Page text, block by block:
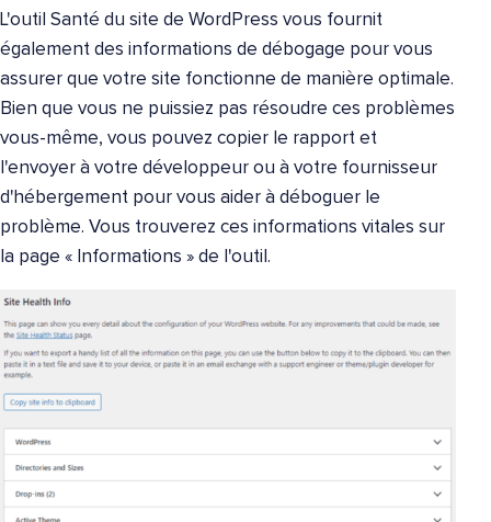
L'outil Santé du site de WordPress vous fournit
également des informations de débogage pour vous
assurer que votre site fonctionne de manière optimale.
Bien que vous ne puissiez pas résoudre ces problèmes
vous-même, vous pouvez copier le rapport et
l'envoyer à votre développeur ou à votre fournisseur
d'hébergement pour vous aider à déboguer le
problème. Vous trouverez ces informations vitales sur
la page « Informations » de l'outil.